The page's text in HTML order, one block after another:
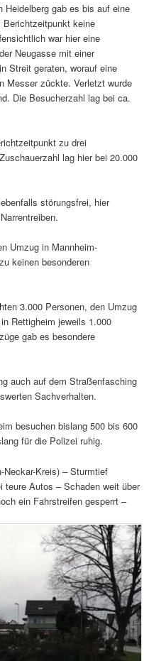
gab es bis auf eine
keine
war hier eine
Neugasse mit einer
Streit geraten, worauf eine
Messer zückte. Verletzt wurde
Die Besucherzahl lag bei ca.
zu drei
lag hier bei 20.000
störungsfrei, hier
Umzug in Mannheim-
keinen besonderen
3.000 Personen, den Umzug
Rettigheim jeweils 1.000
gab es besondere
auch auf dem Straßenfasching
Sachverhalten.
besuchen bislang 500 bis 600
für die Polizei ruhig.
Neckar-Kreis) – Sturmtief
teure Autos – Schaden weit über
ein Fahrstreifen gesperrt –